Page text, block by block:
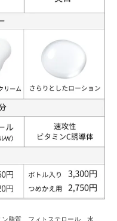
脂質、フィトステロール、水